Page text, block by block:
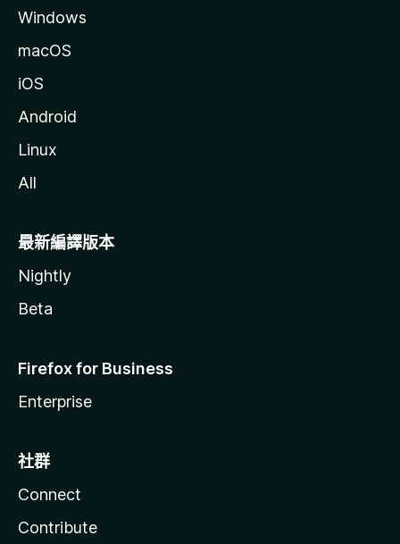
Windows
macOS
iOS
Android
Linux
All
最新編譯版本
Nightly
Beta
Firefox for Business
Enterprise
社群
Connect
Contribute